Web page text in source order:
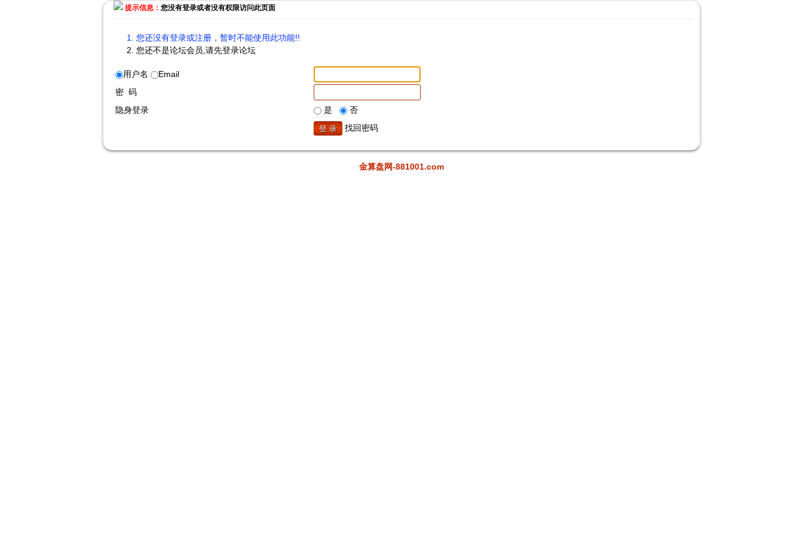
提示信息： 您没有登录或者没有权限访问此页面
您还没有登录或注册，暂时不能使用此功能!!
您还不是论坛会员,请先登录论坛
用户名
Email
密 码
隐身登录
是
否
找回密码
金算盘网-881001.com